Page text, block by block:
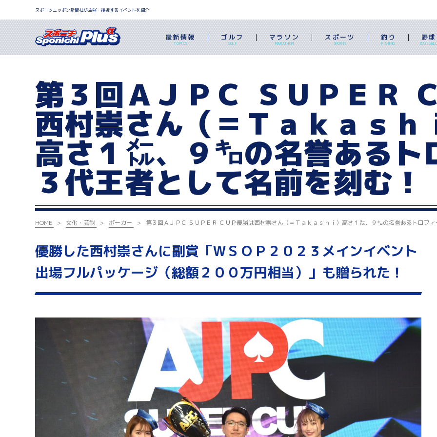
スポーツニッポン新聞社が主催・後援するイベントを紹介
最新情報
TOPICS
ゴルフ
GOLF
マラソン
MARATHON
スポーツ
SPORTS
釣り
FISHING
野球
BASEBALL
第３回ＡＪＰＣ ＳＵＰＥＲ
西村崇さん（＝Ｔａｋａｓｈ
高さ１㍍、９㌔の名誉あるト
３代王者として名前を刻む！
HOME 文化・芸能 ポーカー 第３回ＡＪＰＣ ＳＵＰＥＲ ＣＵＰ優勝は西村崇さん（＝Ｔａｋａｓｈｉ） 高さ１㍍、９㌔の名誉あるトロフ
優勝した西村崇さんに副賞「ＷＳＯＰ２０２３メインイベント
出場フルパッケージ（総額２００万円相当）」も贈られた！